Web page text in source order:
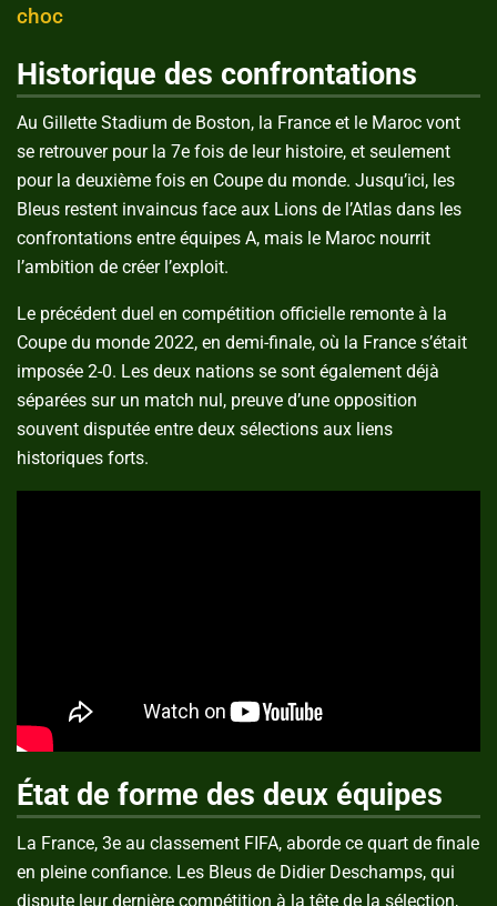
choc
Historique des confrontations
Au Gillette Stadium de Boston, la France et le Maroc vont
se retrouver pour la 7e fois de leur histoire, et seulement
pour la deuxième fois en Coupe du monde. Jusqu’ici, les
Bleus restent invaincus face aux Lions de l’Atlas dans les
confrontations entre équipes A, mais le Maroc nourrit
l’ambition de créer l’exploit.
Le précédent duel en compétition officielle remonte à la
Coupe du monde 2022, en demi-finale, où la France s’était
imposée 2-0. Les deux nations se sont également déjà
séparées sur un match nul, preuve d’une opposition
souvent disputée entre deux sélections aux liens
historiques forts.
État de forme des deux équipes
La France, 3e au classement FIFA, aborde ce quart de finale
en pleine confiance. Les Bleus de Didier Deschamps, qui
dispute leur dernière compétition à la tête de la sélection,